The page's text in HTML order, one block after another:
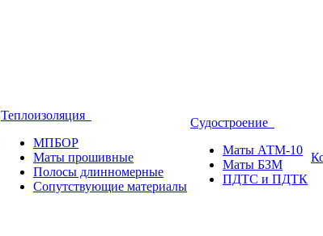
Теплоизоляция
МПБОР
Маты прошивные
Полосы длинномерные
Сопутствующие материалы
Судостроение
Маты АТМ-10
Маты БЗМ
ПДТС и ПДТК